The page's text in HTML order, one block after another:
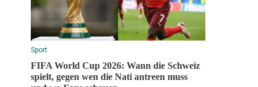
Sport
FIFA World Cup 2026: Wann die Schweiz
spielt, gegen wen die Nati antreen muss